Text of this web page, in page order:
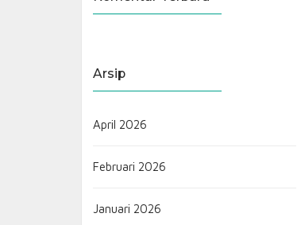
Arsip
April 2026
Februari 2026
Januari 2026